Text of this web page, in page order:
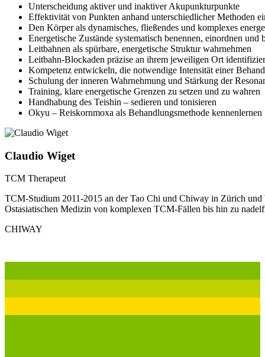
Unterscheidung aktiver und inaktiver Akupunkturpunkte
Effektivität von Punkten anhand unterschiedlicher Methoden
Den Körper als dynamisches, fließendes und komplexes
Energetische Zustände systematisch benennen, einordnen und
Leitbahnen als spürbare, energetische Struktur wahrnehmen
Leitbahn-Blockaden präzise an ihrem jeweiligen Ort
Kompetenz entwickeln, die notwendige Intensität einer
Schulung der inneren Wahrnehmung und Stärkung der
Training, klare energetische Grenzen zu setzen und zu wahren
Handhabung des Teishin – sedieren und tonisieren
Okyu – Reiskornmoxa als Behandlungsmethode kennenlernen
Claudio Wiget
TCM Therapeut
TCM-Studium 2011-2015 an der Tao Chi und Chiway in Zürich
Ostasiatischen Medizin von komplexen TCM-Fällen bis hin zu
CHIWAY